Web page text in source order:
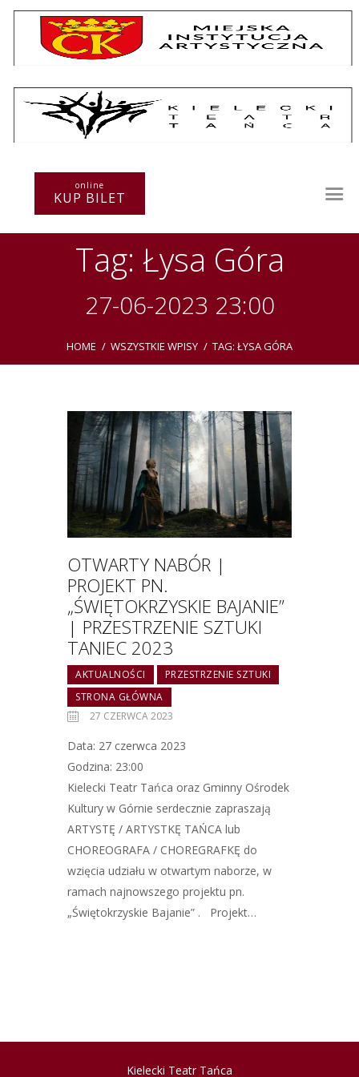
online
KUP BILET
Tag: Łysa Góra
27-06-2023 23:00
HOME WSZYSTKIE WPISY TAG: ŁYSA GÓRA
Repertuar
Warsztaty
Kurs instruktorski
Sprawozdania
OTWARTY NABÓR |
PROJEKT PN.
„ŚWIĘTOKRZYSKIE BAJANIE”
| PRZESTRZENIE SZTUKI
TANIEC 2023
AKTUALNOŚCI
PRZESTRZENIE SZTUKI
STRONA GŁÓWNA
27 CZERWCA 2023
Data: 27 czerwca 2023
Godzina: 23:00
Kielecki Teatr Tańca oraz Gminny Ośrodek
Kultury w Górnie serdecznie zapraszają
ARTYSTĘ / ARTYSTKĘ TAŃCA lub
CHOREOGRAFA / CHOREGRAFKĘ do
wzięcia udziału w otwartym naborze, w
ramach najnowszego projektu pn.
„Świętokrzyskie Bajanie” . Projekt…
Kielecki Teatr Tańca